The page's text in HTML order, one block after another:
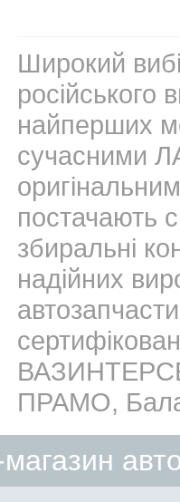
Широкий
найперших
сучасними
постачають
збиральні
надійних
ПРАМО,